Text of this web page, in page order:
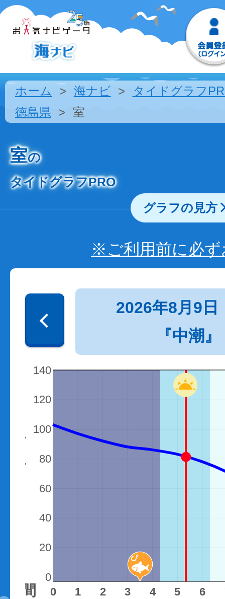
ホーム 海ナビ
タイドグラフ
徳島県
室
室の
タイドグラフPRO
グラフの見方
※ご利用前に必
2026年8月9日
『中潮』
0 1 2 3 4 5 6
時間
0
20
40
60
80
100
120
140
潮位（cm）